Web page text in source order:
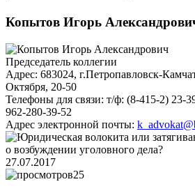
Копытов Игорь
Председатель коллегии
Адрес: 683024, г.Петропавловск-
Октября, 20-50
Телефоны для связи: т/ф: (8-415-2) 23-
962-280-39-52
Адрес электронной почты:
27.07.2017
25